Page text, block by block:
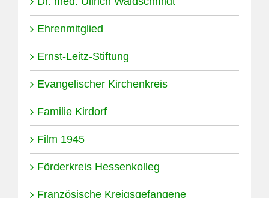
Ehrenmitglied
Ernst-Leitz-Stiftung
Evangelischer Kirchenkreis
Familie Kirdorf
Film 1945
Förderkreis Hessenkolleg
Französische Kreigsgefangene